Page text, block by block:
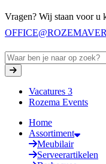
Vragen? Wij staan voor u
Vacatures 3
Rozema Events
Home
Assortiment
Meubilair
Serveerartikelen